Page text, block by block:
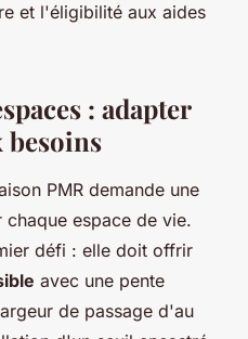
et l'éligibilité aux aides
: adapter
besoins
PMR demande une
espace de vie.
défi : elle doit offrir
avec une pente
de passage d'au